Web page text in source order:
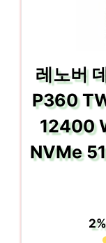
레노버
P360
12400
NVMe
2%